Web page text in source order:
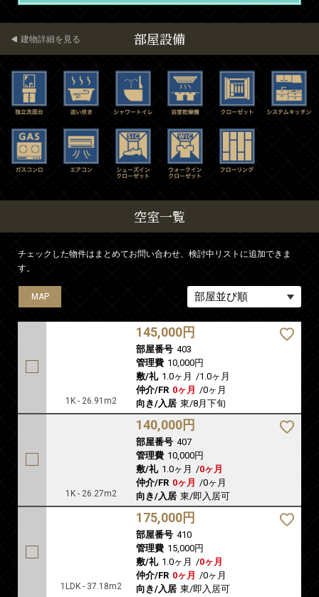
部屋設備
建物詳細を見る
空室一覧
チェックした物件はまとめてお問い合わせ、検討中リストに追加できま
す。
MAP
1K - 26.91m2
145,000円
部屋番号 403
管理費 10,000円
敷/礼 1.0ヶ月 /1.0ヶ月
仲介/FR 0ヶ月 /0ヶ月
向き/入居 東/8月下旬
MAP
1K - 26.27m2
140,000円
部屋番号 407
管理費 10,000円
敷/礼 1.0ヶ月 /0ヶ月
仲介/FR 0ヶ月 /0ヶ月
向き/入居 東/即入居可
MAP
1LDK - 37.18m2
175,000円
部屋番号 410
管理費 15,000円
敷/礼 1.0ヶ月 /0ヶ月
仲介/FR 0ヶ月 /0ヶ月
向き/入居 東/即入居可
MAP